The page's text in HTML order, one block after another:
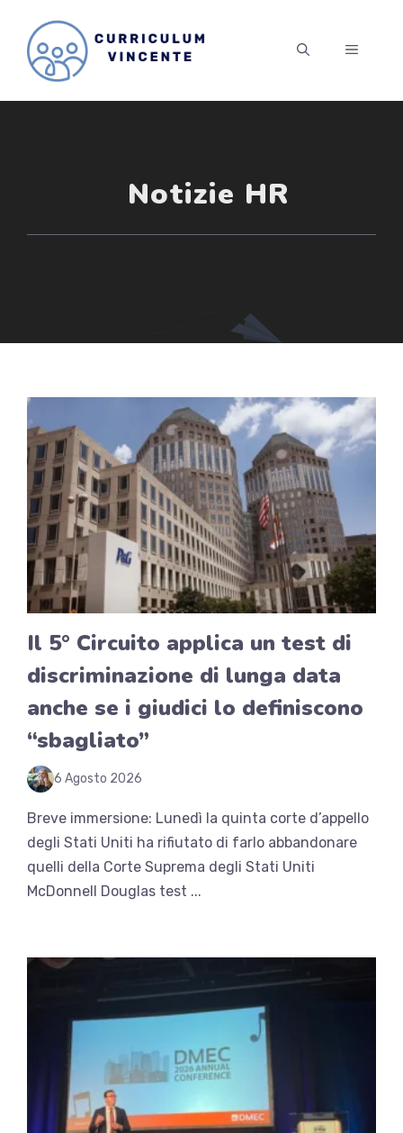
contenuto
MENU
Notizie HR
Il 5° Circuito applica un test di
discriminazione di lunga data
anche se i giudici lo definiscono
“sbagliato”
6 Agosto 2026
Breve immersione: Lunedì la quinta corte d’appello
degli Stati Uniti ha rifiutato di farlo abbandonare
quelli della Corte Suprema degli Stati Uniti
McDonnell Douglas test ...